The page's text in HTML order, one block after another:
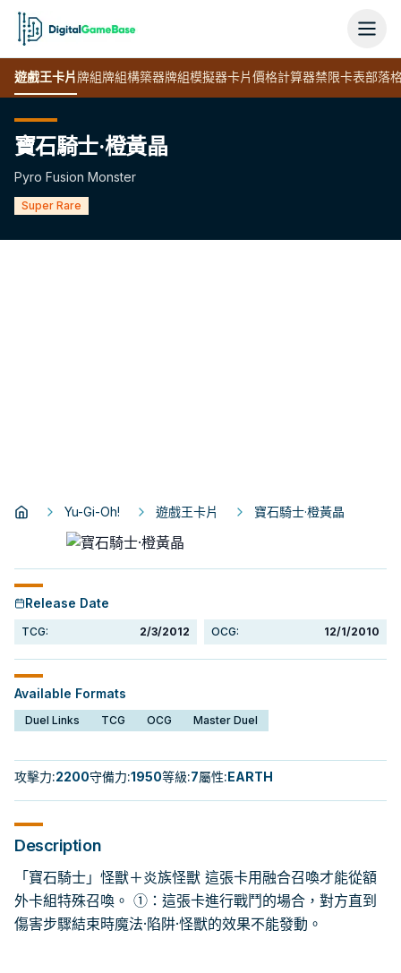
遊戲王卡片牌組牌組構築器牌組模擬器卡片價格計算器禁限卡表部落
寶石騎士·橙黃晶
Pyro Fusion Monster
Super Rare
Yu-Gi-Oh! 遊戲王卡片 寶石騎士·橙黃晶
Release Date
TCG: 2/3/2012 OCG: 12/1/2010
Available Formats
Duel Links TCG OCG Master Duel
攻擊力:2200守備力:1950等級:7屬性:EARTH
Description
「寶石騎士」怪獸＋炎族怪獸 這張卡用融合召喚才能從額
外卡組特殊召喚。 ①：這張卡進行戰鬥的場合，對方直到
傷害步驟結束時魔法·陷阱·怪獸的效果不能發動。